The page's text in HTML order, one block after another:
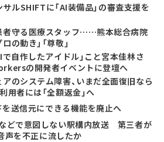
ルSHIFTに「AI装備品」の審査支援を
者守る医療スタッフ……熊本総合病院
の動き」「尊敬」
で自作したアイドル」こと宮本佳林さ
の開発者イベントに登壇へ
アのシステム障害、いまだ全面復旧なら
者には「全額返金」へ
送信元にできる機能を廃止へ
などで意図しない駅構内放送 第三者が
を不正に流したか